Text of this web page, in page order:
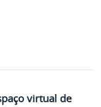
virtual de